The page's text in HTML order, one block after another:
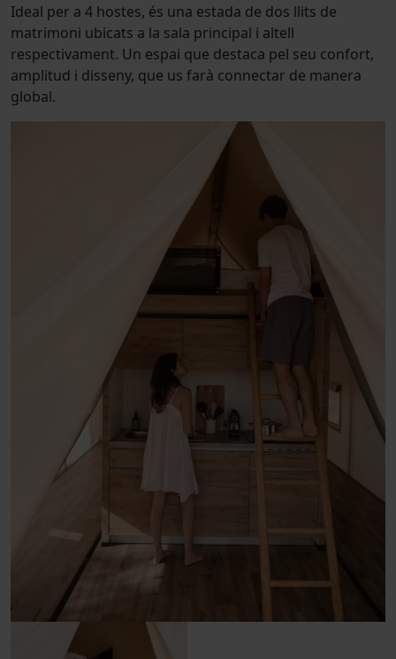
Ideal per a 4 hostes, és una estada de dos llits de
matrimoni ubicats a la sala principal i altell
respectivament. Un espai que destaca pel seu confort,
amplitud i disseny, que us farà connectar de manera
global.